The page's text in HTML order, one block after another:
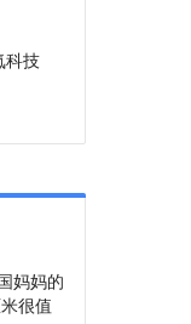
科技
妈妈的
很值